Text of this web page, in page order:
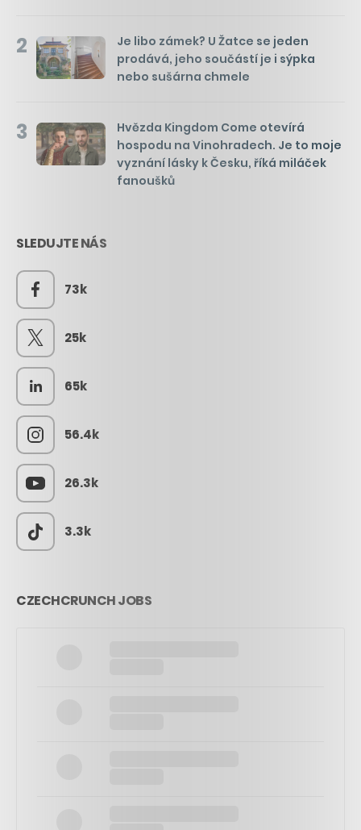
2
Je libo zámek? U Žatce se jeden
prodává, jeho součástí je i sýpka
nebo sušárna chmele
3
Hvězda Kingdom Come otevírá
hospodu na Vinohradech. Je to moje
vyznání lásky k Česku, říká miláček
fanoušků
SLEDUJTE NÁS
73k
25k
65k
56.4k
26.3k
3.3k
CZECHCRUNCH JOBS